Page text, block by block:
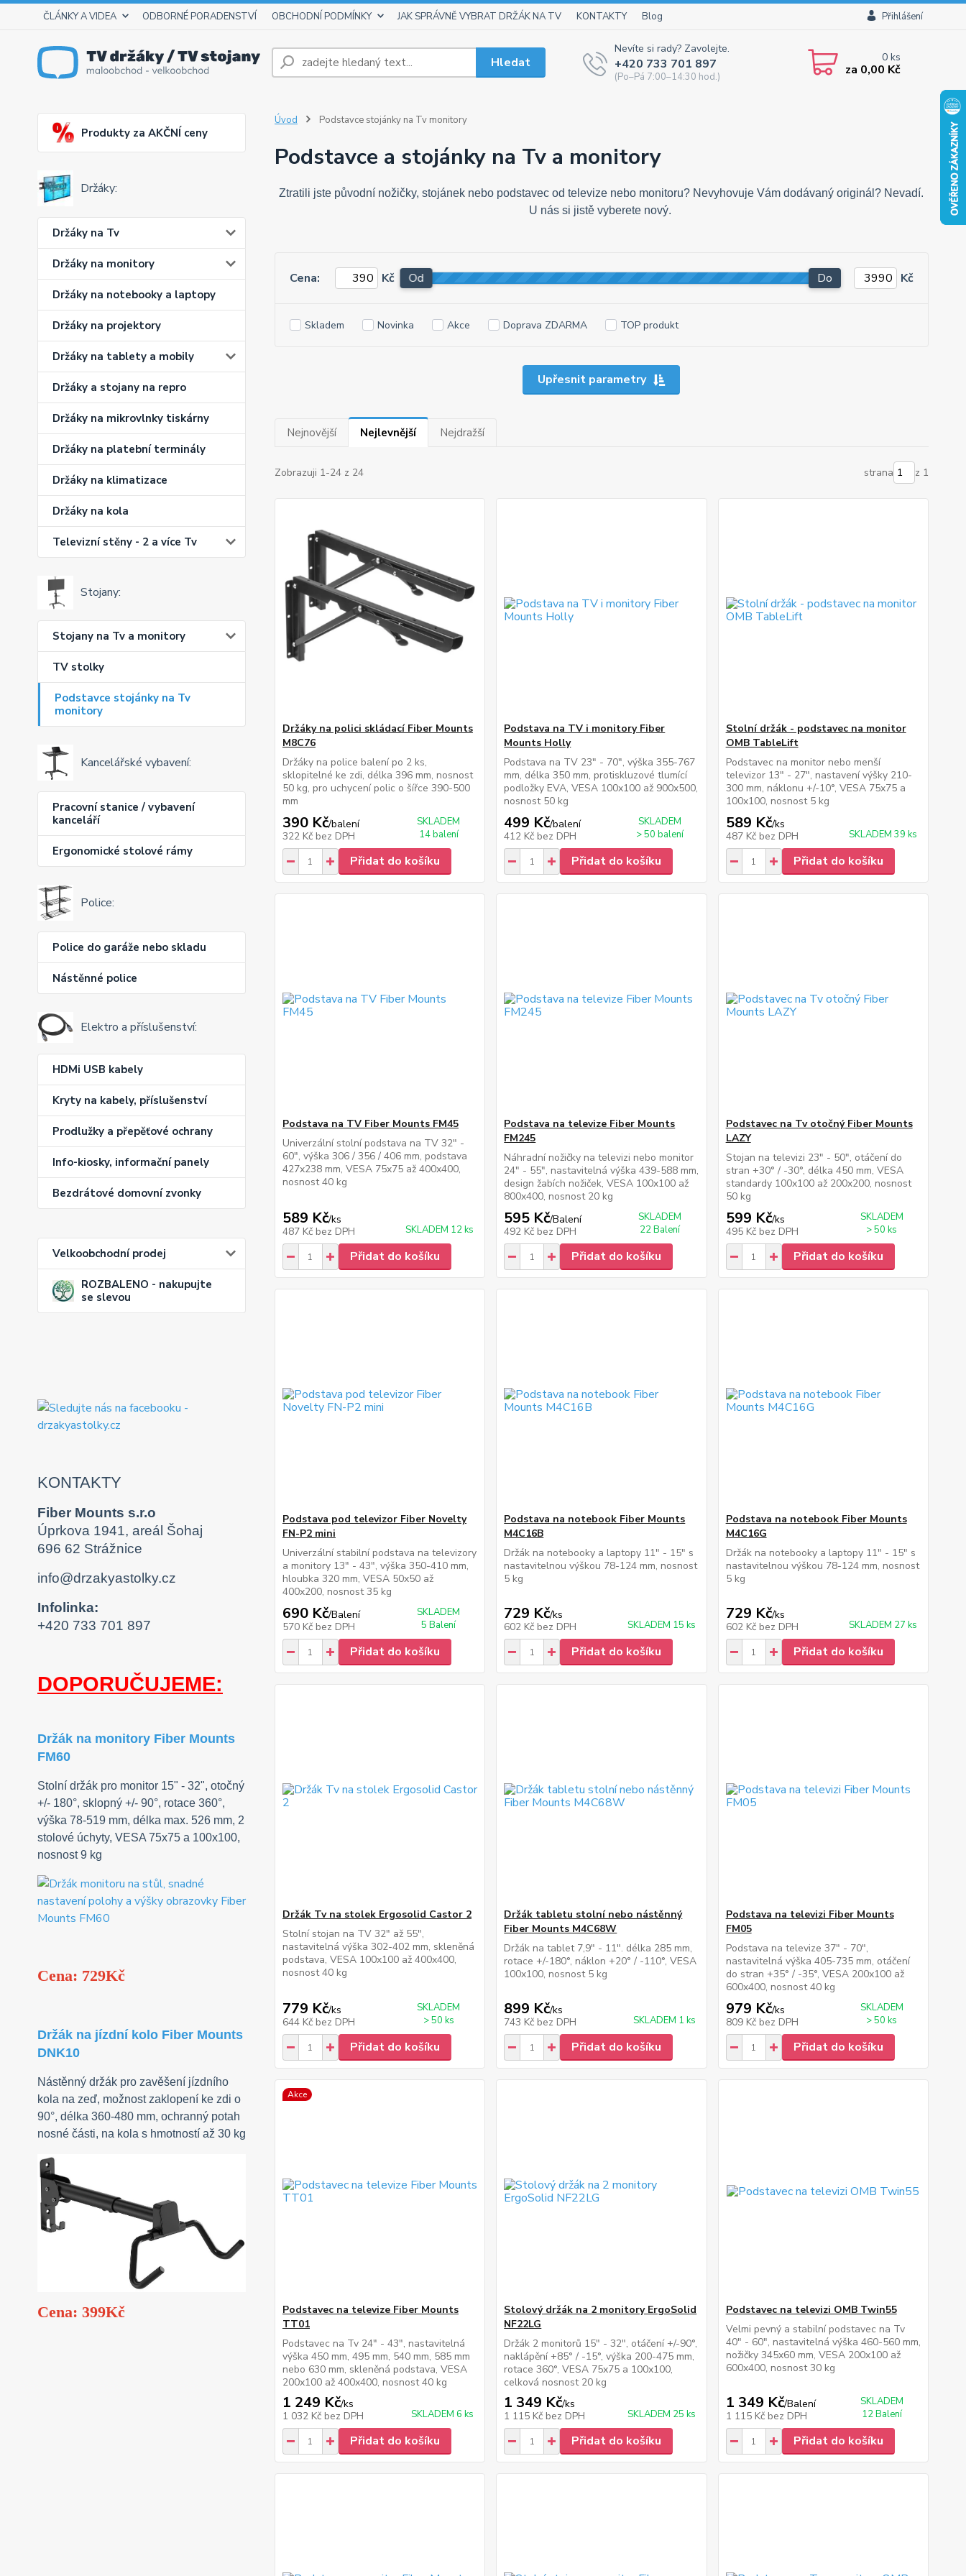
ČLÁNKY A VIDEA ODBORNÉ PORADENSTVÍ OBCHODNÍ PODMÍNKY JAK SPRÁVNĚ VYBRAT DRŽÁK NA TV KONTAKTY Blog Přihlášení
Hledat
Nevíte si rady? Zavolejte.
+420 733 701 897
(Po–Pá 7:00–14:30 hod.)
0ks
za 0,00 Kč
Produkty za AKČNÍ ceny
Držáky:
Držáky na Tv
Držáky na monitory
Držáky na notebooky a laptopy
Držáky na projektory
Držáky na tablety a mobily
Držáky a stojany na repro
Držáky na mikrovlnky tiskárny
Držáky na platební terminály
Držáky na klimatizace
Držáky na kola
Televizní stěny - 2 a více Tv
Stojany:
Stojany na Tv a monitory
TV stolky
Podstavce stojánky na Tv
monitory
Kancelářské vybavení:
Pracovní stanice / vybavení
kanceláří
Ergonomické stolové rámy
Police:
Police do garáže nebo skladu
Nástěnné police
Elektro a příslušenství:
HDMi USB kabely
Kryty na kabely, příslušenství
Prodlužky a přepěťové ochrany
Info-kiosky, informační panely
Bezdrátové domovní zvonky
Velkoobchodní prodej
ROZBALENO - nakupujte
se slevou
KONTAKTY
Fiber Mounts s.r.o
Úprkova 1941, areál Šohaj
696 62 Strážnice
info@drzakyastolky.cz
Infolinka:
+420 733 701 897
DOPORUČUJEME:
Držák na monitory Fiber Mounts
FM60
Stolní držák pro monitor 15" - 32", otočný
+/- 180°, sklopný +/- 90°, rotace 360°,
výška 78-519 mm, délka max. 526 mm, 2
stolové úchyty, VESA 75x75 a 100x100,
nosnost 9 kg
Cena: 729Kč
Držák na jízdní kolo Fiber Mounts
DNK10
Nástěnný držák pro zavěšení jízdního
kola na zeď, možnost zaklopení ke zdi o
90°, délka 360-480 mm, ochranný potah
nosné části, na kola s hmotností až 30 kg
Cena: 399Kč
Úvod Podstavce stojánky na Tv monitory
Podstavce a stojánky na Tv a monitory
Ztratili jste původní nožičky, stojánek nebo podstavec od televize nebo monitoru? Nevyhovuje Vám dodávaný originál? Nevadí.
U nás si jistě vyberete nový.
Upřesnit parametry
Cena: Kč Od Do Kč
Skladem Novinka Akce Doprava ZDARMA TOP produkt
Nejnovější Nejlevnější Nejdražší
Zobrazuji 1-24 z 24 strana z 1
Držáky na polici skládací Fiber Mounts
M8C76
Držáky na police balení po 2 ks,
sklopitelné ke zdi, délka 396 mm, nosnost
50 kg, pro uchycení polic o šířce 390-500
mm
390 Kč/balení
322 Kč bez DPH
SKLADEM
14 balení
Přidat do košíku
Podstava na TV i monitory Fiber
Mounts Holly
Podstava na TV 23" - 70", výška 355-767
mm, délka 350 mm, protiskluzové tlumící
podložky EVA, VESA 100x100 až 900x500,
nosnost 50 kg
499 Kč/balení
412 Kč bez DPH
SKLADEM
> 50 balení
Přidat do košíku
Stolní držák - podstavec na monitor
OMB TableLift
Podstavec na monitor nebo menší
televizor 13" - 27", nastavení výšky 210-
300 mm, náklonu +/-10°, VESA 75x75 a
100x100, nosnost 5 kg
589 Kč/ks
487 Kč bez DPH SKLADEM 39 ks
Přidat do košíku
Podstava na TV Fiber Mounts FM45
Univerzální stolní podstava na TV 32" -
60", výška 306 / 356 / 406 mm, podstava
427x238 mm, VESA 75x75 až 400x400,
nosnost 40 kg
589 Kč/ks
487 Kč bez DPH SKLADEM 12 ks
Přidat do košíku
Podstava na televize Fiber Mounts
FM245
Náhradní nožičky na televizi nebo monitor
24" - 55", nastavitelná výška 439-588 mm,
design žabích nožiček, VESA 100x100 až
800x400, nosnost 20 kg
595 Kč/Balení
492 Kč bez DPH
SKLADEM
22 Balení
Přidat do košíku
Podstavec na Tv otočný Fiber Mounts
LAZY
Stojan na televizi 23" - 50", otáčení do
stran +30° / -30°, délka 450 mm, VESA
standardy 100x100 až 200x200, nosnost
50 kg
599 Kč/ks
495 Kč bez DPH
SKLADEM
> 50 ks
Přidat do košíku
Podstava pod televizor Fiber Novelty
FN-P2 mini
Univerzální stabilní podstava na televizory
a monitory 13" - 43", výška 350-410 mm,
hloubka 320 mm, VESA 50x50 až
400x200, nosnost 35 kg
690 Kč/Balení
570 Kč bez DPH
SKLADEM
5 Balení
Přidat do košíku
Podstava na notebook Fiber Mounts
M4C16B
Držák na notebooky a laptopy 11" - 15" s
nastavitelnou výškou 78-124 mm, nosnost
5 kg
729 Kč/ks
602 Kč bez DPH SKLADEM 15 ks
Přidat do košíku
Podstava na notebook Fiber Mounts
M4C16G
Držák na notebooky a laptopy 11" - 15" s
nastavitelnou výškou 78-124 mm, nosnost
5 kg
729 Kč/ks
602 Kč bez DPH SKLADEM 27 ks
Přidat do košíku
Držák Tv na stolek Ergosolid Castor 2
Stolní stojan na TV 32" až 55",
nastavitelná výška 302-402 mm, skleněná
podstava, VESA 100x100 až 400x400,
nosnost 40 kg
779 Kč/ks
644 Kč bez DPH
SKLADEM
> 50 ks
Přidat do košíku
Držák tabletu stolní nebo nástěnný
Fiber Mounts M4C68W
Držák na tablet 7,9" - 11". délka 285 mm,
rotace +/-180°, náklon +20° / -110°, VESA
100x100, nosnost 5 kg
899 Kč/ks
743 Kč bez DPH SKLADEM 1 ks
Přidat do košíku
Podstava na televizi Fiber Mounts
FM05
Podstava na televize 37" - 70",
nastavitelná výška 405-735 mm, otáčení
do stran +35° / -35°, VESA 200x100 až
600x400, nosnost 40 kg
979 Kč/ks
809 Kč bez DPH
SKLADEM
> 50 ks
Přidat do košíku
Akce
Podstavec na televize Fiber Mounts
TT01
Podstavec na Tv 24" - 43", nastavitelná
výška 450 mm, 495 mm, 540 mm, 585 mm
nebo 630 mm, skleněná podstava, VESA
200x100 až 400x400, nosnost 40 kg
1 249 Kč/ks
1 032 Kč bez DPH SKLADEM 6 ks
Přidat do košíku
Stolový držák na 2 monitory ErgoSolid
NF22LG
Držák 2 monitorů 15" - 32", otáčení +/-90°,
naklápění +85° / -15°, výška 200-475 mm,
rotace 360°, VESA 75x75 a 100x100,
celková nosnost 20 kg
1 349 Kč/ks
1 115 Kč bez DPH SKLADEM 25 ks
Přidat do košíku
Podstavec na televizi OMB Twin55
Velmi pevný a stabilní podstavec na Tv
40" - 60", nastavitelná výška 460-560 mm,
nožičky 345x60 mm, VESA 200x100 až
600x400, nosnost 30 kg
1 349 Kč/Balení
1 115 Kč bez DPH
SKLADEM
12 Balení
Přidat do košíku